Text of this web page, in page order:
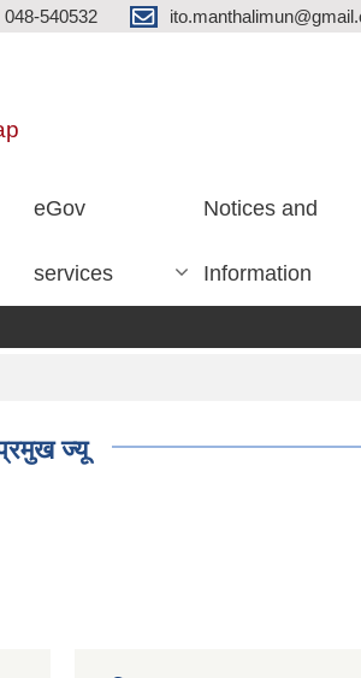
048-540532
eGov
services
Notices and
Information
ज्यू